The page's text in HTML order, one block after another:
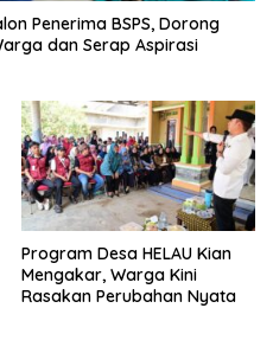
Penerima BSPS, Dorong
dan Serap Aspirasi
Program Desa HELAU Kian
Mengakar, Warga Kini
Rasakan Perubahan Nyata